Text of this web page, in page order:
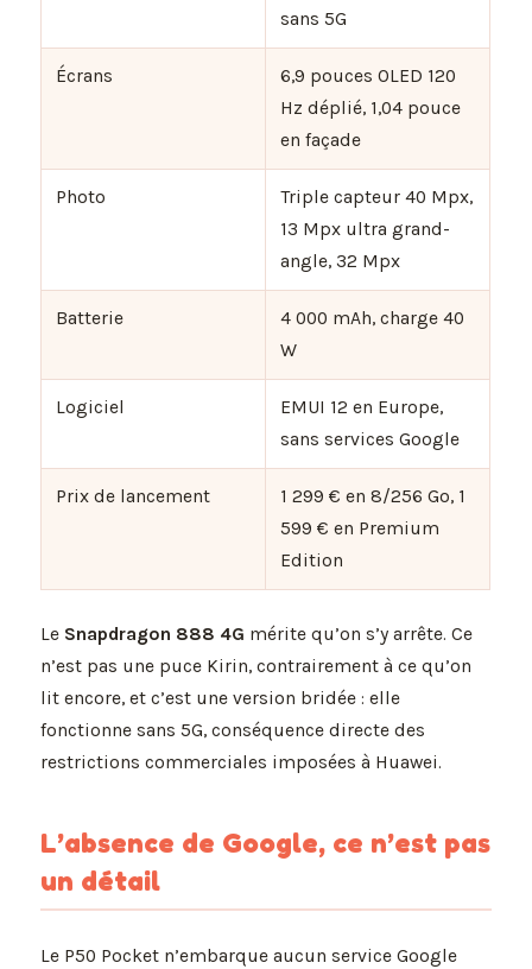
sans 5G
Écrans
6,9 pouces OLED 120
Hz déplié, 1,04 pouce
en façade
Photo
Triple capteur 40 Mpx,
13 Mpx ultra grand-
angle, 32 Mpx
Batterie
4 000 mAh, charge 40
W
Logiciel
EMUI 12 en Europe,
sans services Google
Prix de lancement
1 299 € en 8/256 Go, 1
599 € en Premium
Edition
Le Snapdragon 888 4G mérite qu’on s’y arrête. Ce
n’est pas une puce Kirin, contrairement à ce qu’on
lit encore, et c’est une version bridée : elle
fonctionne sans 5G, conséquence directe des
restrictions commerciales imposées à Huawei.
L’absence de Google, ce n’est pas
un détail
Le P50 Pocket n’embarque aucun service Google